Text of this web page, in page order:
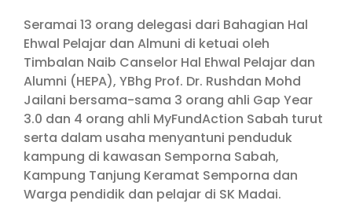
Seramai 13 orang delegasi dari Bahagian Hal
Ehwal Pelajar dan Almuni di ketuai oleh
Timbalan Naib Canselor Hal Ehwal Pelajar dan
Alumni (HEPA), YBhg Prof. Dr. Rushdan Mohd
Jailani bersama-sama 3 orang ahli Gap Year
3.0 dan 4 orang ahli MyFundAction Sabah turut
serta dalam usaha menyantuni penduduk
kampung di kawasan Semporna Sabah,
Kampung Tanjung Keramat Semporna dan
Warga pendidik dan pelajar di SK Madai.